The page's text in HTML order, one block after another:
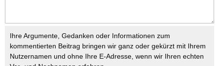
Ihre Argumente, Gedanken oder Informationen zum
kommentierten Beitrag bringen wir ganz oder gekürzt mit Ihrem
Nutzernamen und ohne Ihre E-Adresse, wenn wir Ihren echten